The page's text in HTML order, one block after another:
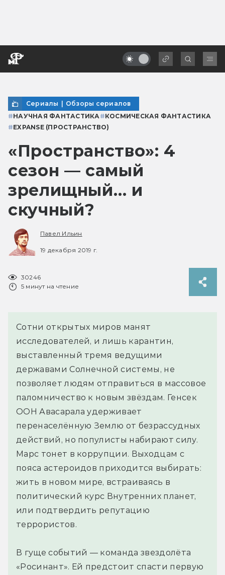
Сериалы | Обзоры сериалов
#НАУЧНАЯ ФАНТАСТИКА #КОСМИЧЕСКАЯ ФАНТАСТИКА
#EXPANSE (ПРОСТРАНСТВО)
«Пространство»: 4
сезон — самый
зрелищный… и
скучный?
Павел Ильин
19 декабря 2019 г.
30246
5 минут на чтение
Сотни открытых миров манят
исследователей, и лишь карантин,
выставленный тремя ведущими
державами Солнечной системы, не
позволяет людям отправиться в массовое
паломничество к новым звёздам. Генсек
ООН Авасарала удерживает
перенаселённую Землю от безрассудных
действий, но популисты набирают силу.
Марс тонет в коррупции. Выходцам с
пояса астероидов приходится выбирать:
жить в новом мире, встраиваясь в
политический курс Внутренних планет,
или подтвердить репутацию
террористов.
В гуще событий — команда звездолёта
«Росинант». Ей предстоит спасти первую